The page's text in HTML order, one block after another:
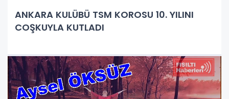
ANKARA KULÜBÜ TSM KOROSU 10. YILINI
COŞKUYLA KUTLADI